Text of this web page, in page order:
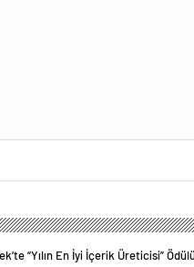
“Yılın En İyi İçerik Üreticisi”